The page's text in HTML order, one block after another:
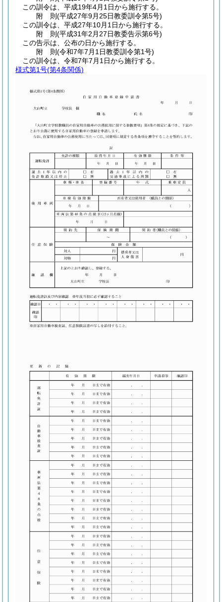
この訓令は、平成19年4月1日から施行する。
附 則(平成27年9月25日教委訓令第5号)
この訓令は、平成27年10月1日から施行する。
附 則(平成31年2月27日教委告示第6号)
この告示は、公布の日から施行する。
附 則(令和7年7月1日教委訓令第1号)
この訓令は、令和7年7月1日から施行する。
様式第1号(第4条関係)